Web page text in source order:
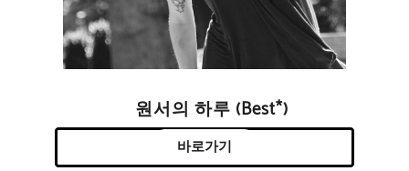
원서의 하루 (Best*)
바로가기